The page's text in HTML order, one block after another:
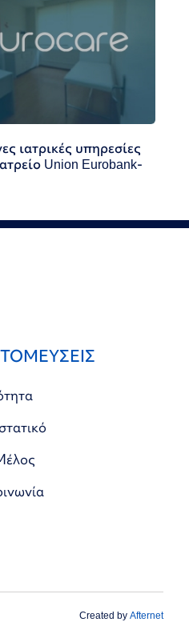
ιατρικές υπηρεσίες
Union Eurobank-
Created byAfternet